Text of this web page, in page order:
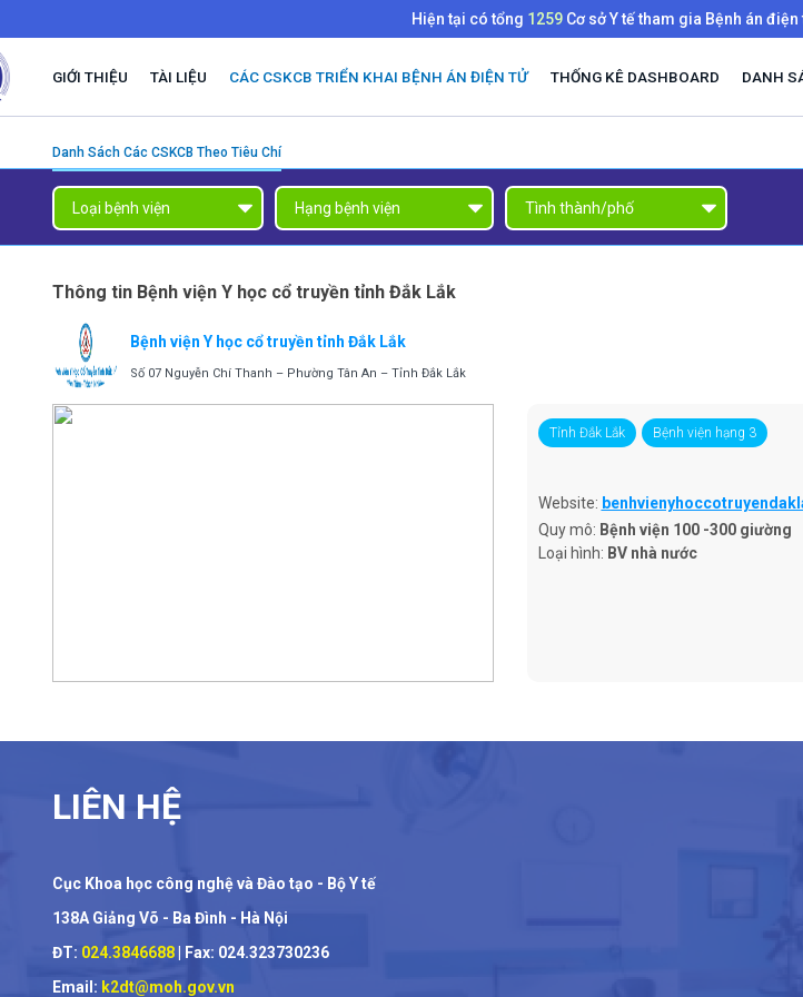
Hiện tại có tổng 1259 Cơ sở Y tế tham gia Bệnh án
GIỚI THIỆU TÀI LIỆU CÁC CSKCB TRIỂN KHAI BỆNH ÁN ĐIỆN TỬ THỐNG KÊ DASHBOARD DANH
Danh Sách Các CSKCB Theo Tiêu Chí
Thông tin Bệnh viện Y học cổ truyền tỉnh Đắk Lắk
Bệnh viện Y học cổ truyền tỉnh Đắk Lắk
Số 07 Nguyễn Chí Thanh – Phường Tân An – Tỉnh Đắk Lắk
Tỉnh Đắk Lắk Bệnh viện hạng 3
Website:
Quy mô: Bệnh viện 100 -300 giường
Loại hình: BV nhà nước
LIÊN HỆ
Cục Khoa học công nghệ và Đào tạo - Bộ Y tế
138A Giảng Võ - Ba Đình - Hà Nội
ĐT: 024.3846688 | Fax: 024.323730236
Email: k2dt@moh.gov.vn